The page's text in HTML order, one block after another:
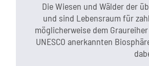
Die Wiesen und Wälder der
und sind Lebensraum für
möglicherweise dem
UNESCO anerkannten